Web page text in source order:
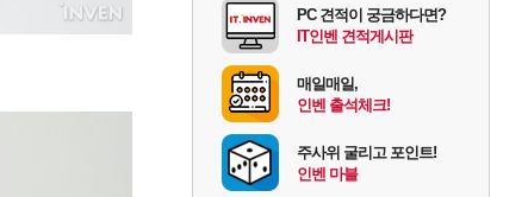
PC 견적이 궁금하다면?
IT인벤 견적게시판
매일매일,
인벤 출석체크!
주사위 굴리고 포인트!
인벤 마블